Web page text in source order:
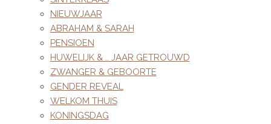
NIEUWJAAR
ABRAHAM & SARAH
PENSIOEN
HUWELIJK & .. JAAR GETROUWD
ZWANGER & GEBOORTE
GENDER REVEAL
WELKOM THUIS
KONINGSDAG